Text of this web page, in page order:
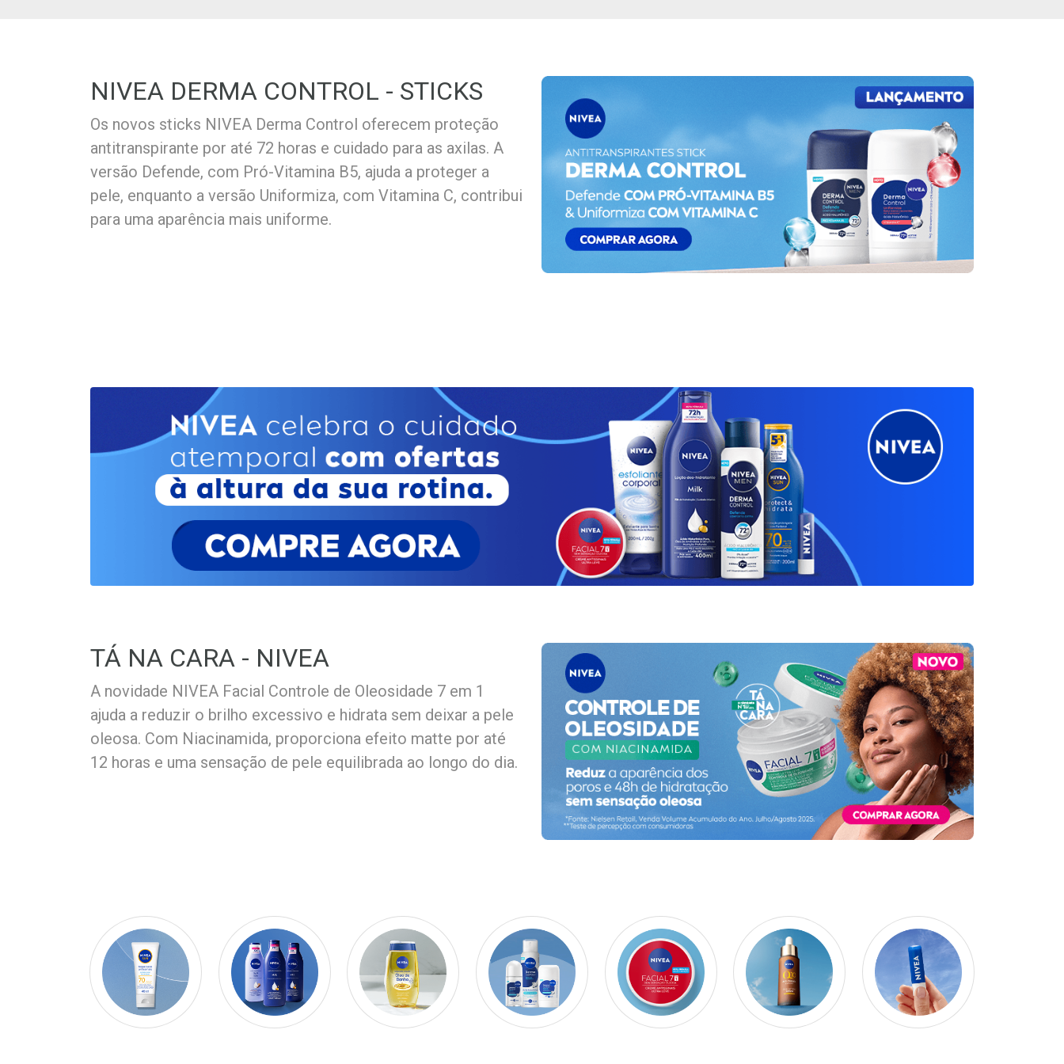
NIVEA DERMA CONTROL - STICKS
Os novos sticks NIVEA Derma Control oferecem proteção
antitranspirante por até 72 horas e cuidado para as axilas. A
versão Defende, com Pró-Vitamina B5, ajuda a proteger a
pele, enquanto a versão Uniformiza, com Vitamina C, contribui
para uma aparência mais uniforme.
TÁ NA CARA - NIVEA
A novidade NIVEA Facial Controle de Oleosidade 7 em 1
ajuda a reduzir o brilho excessivo e hidrata sem deixar a pele
oleosa. Com Niacinamida, proporciona efeito matte por até
12 horas e uma sensação de pele equilibrada ao longo do dia.